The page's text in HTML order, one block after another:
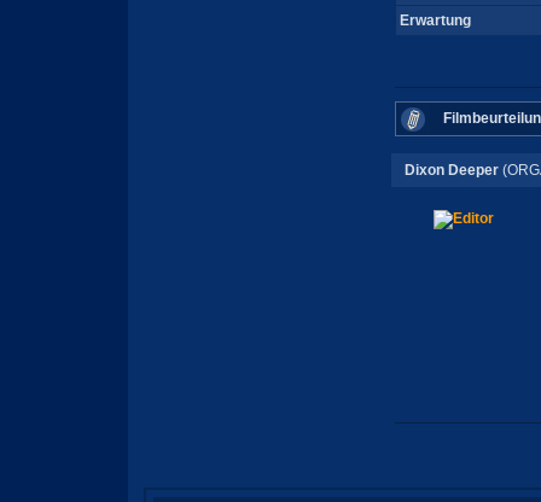
Erwartung
Dixon Deeper